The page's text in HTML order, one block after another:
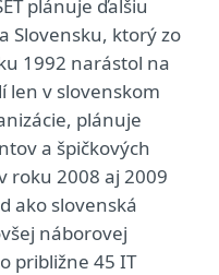
plánuje ďalšiu
Slovensku, ktorý zo
1992 narástol na
len v slovenskom
plánuje
a špičkových
roku 2008 aj 2009
ako slovenská
náborovej
približne 45 IT